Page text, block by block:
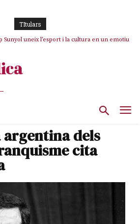
TItulars
uneix l’esport i la cultura en un emotiu
Puigtió: renuncia a Girona pels àudios però
argentina dels
cita